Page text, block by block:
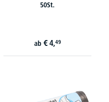
50St.
ab € 4,49